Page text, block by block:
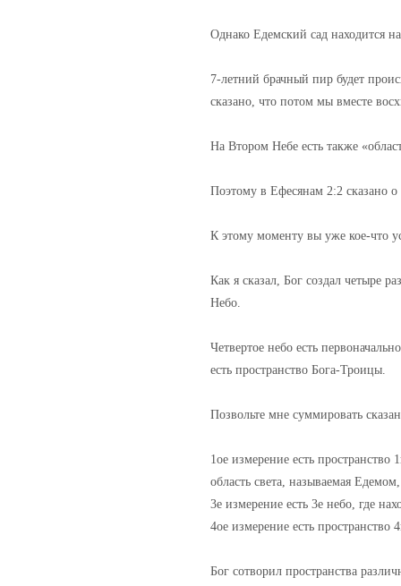
Однако Едемский сад находится
7-летний брачный пир будет
сказано, что потом мы вместе
На Втором Небе есть также
Поэтому в Ефесянам 2:2 сказано
К этому моменту вы уже кое-что
Как я сказал, Бог создал четыре
Небо.
Четвертое небо есть
есть пространство Бога-Троицы.
Позвольте мне суммировать
1ое измерение есть
область света, называемая
3е измерение есть 3е небо, где
4ое измерение есть пространство
Бог сотворил пространства